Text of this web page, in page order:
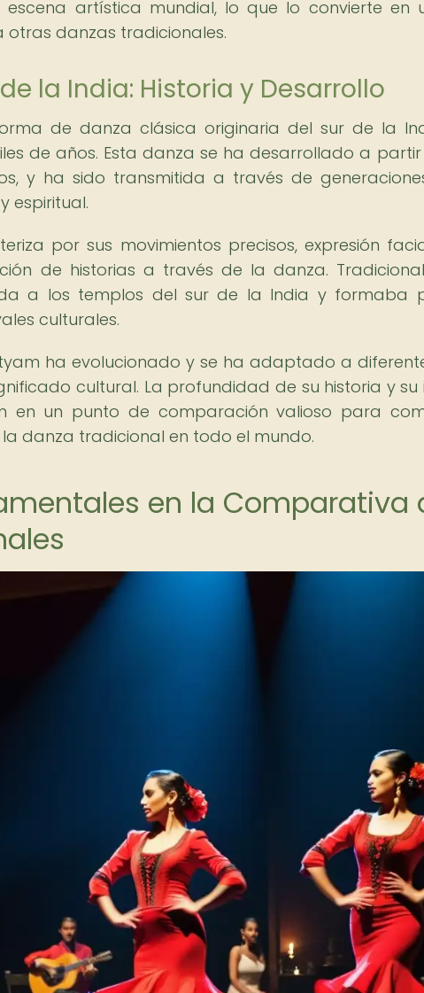
artística mundial, lo que lo convierte en
danzas tradicionales.
la India: Historia y Desarrollo
de danza clásica originaria del sur de la
de años. Esta danza se ha desarrollado a
y ha sido transmitida a través de
espiritual.
por sus movimientos precisos, expresión
de historias a través de la danza.
a los templos del sur de la India y formaba
culturales.
ha evolucionado y se ha adaptado a
cultural. La profundidad de su historia y su
en un punto de comparación valioso para
danza tradicional en todo el mundo.
en la Comparativa